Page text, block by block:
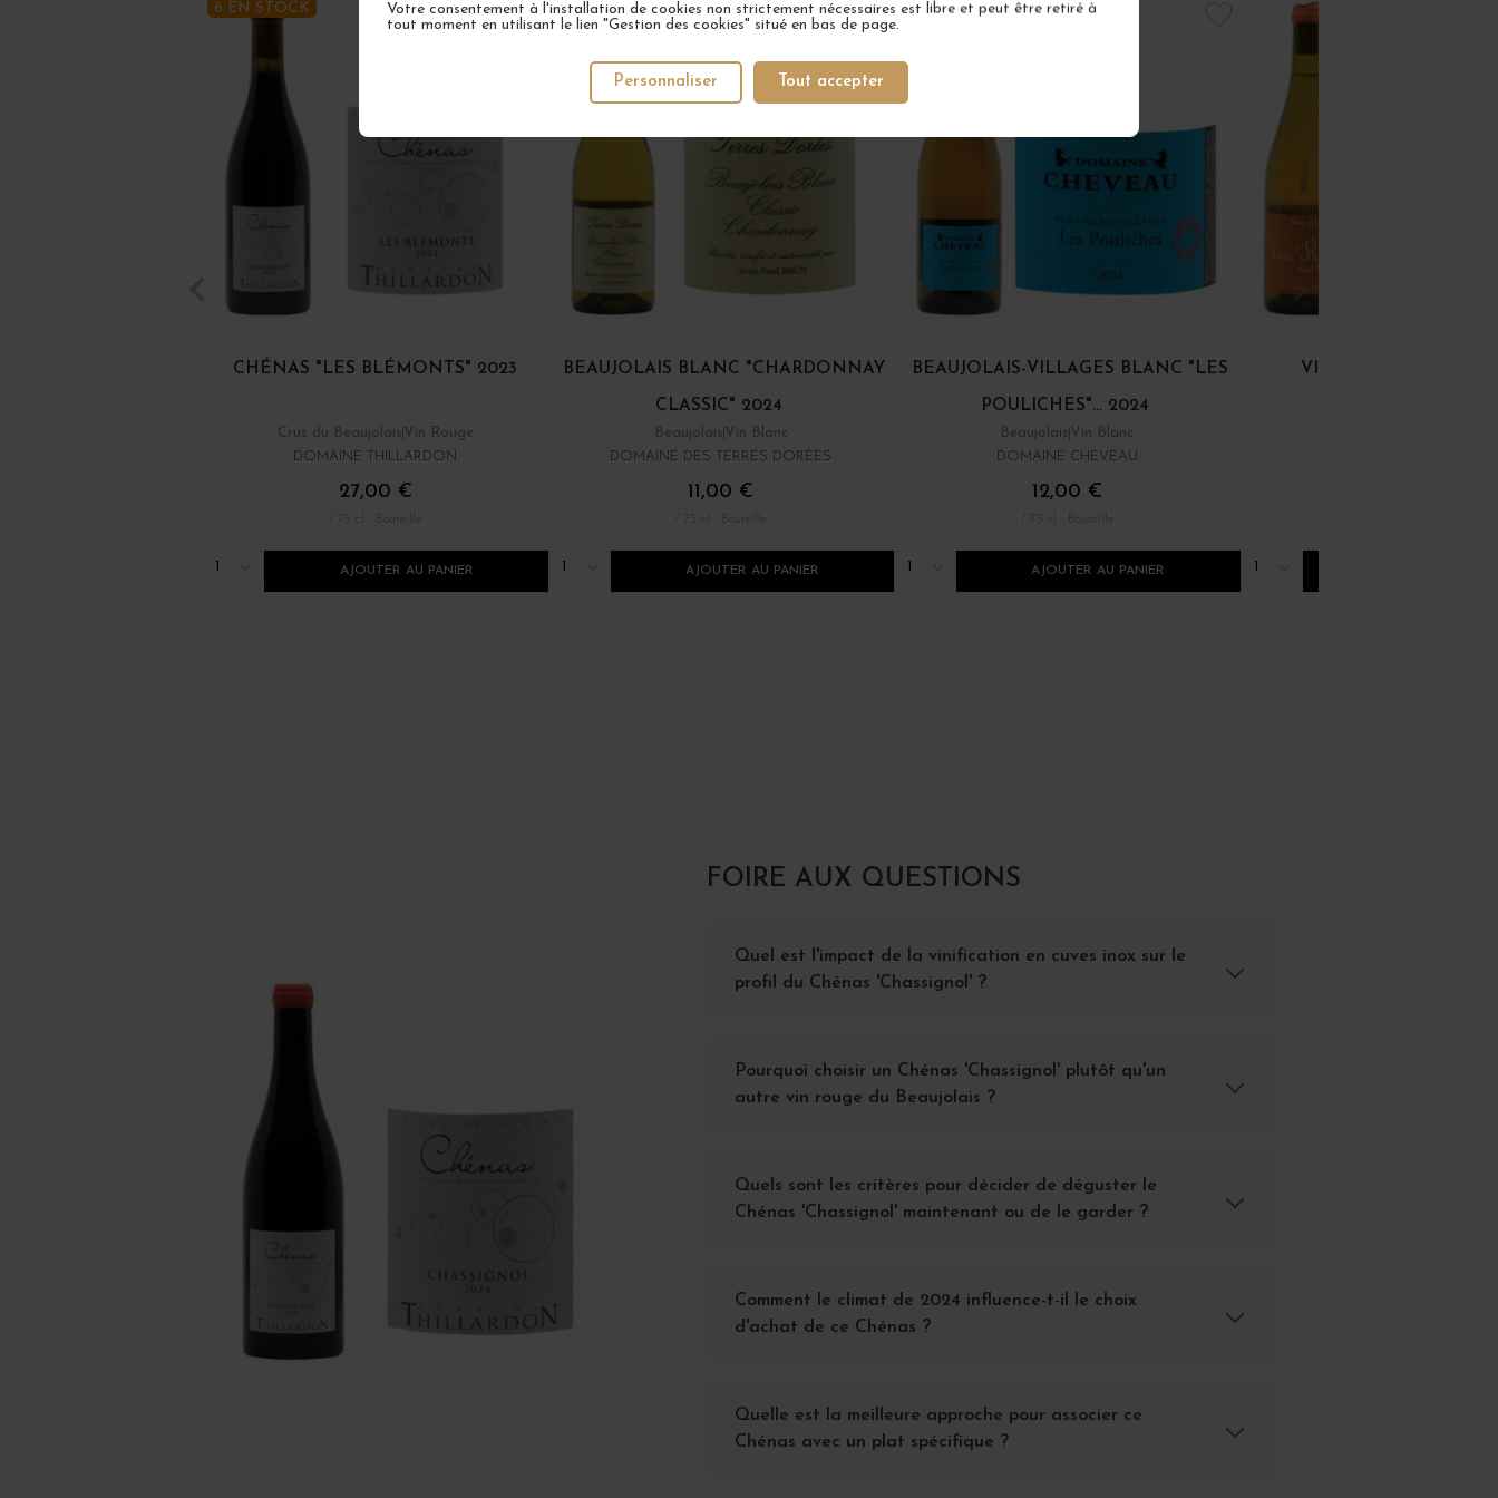
Votre consentement à l'installation de cookies non strictement nécessaires est libre et peut être retiré à
tout moment en utilisant le lien "Gestion des cookies" situé en bas de page.
Tout accepter
Personnaliser
6 EN STOCK
CHÉNAS "LES BLÉMONTS" 2023
Crus du Beaujolais Vin Rouge
DOMAINE THILLARDON
27,00 €
AJOUTER AU PANIER
BEAUJOLAIS BLANC "CHARDONNAY
CLASSIC" 2024
Beaujolais Vin Blanc
DOMAINE DES TERRES DORÉES
11,00 €
AJOUTER AU PANIER
BEAUJOLAIS-VILLAGES BLANC "LES
POULICHES"... 2024
Beaujolais Vin Blanc
DOMAINE CHEVEAU
12,00 €
AJOUTER AU PANIER
VIN DE FRANCE
FOIRE AUX QUESTIONS
Quel est l'impact de la vinification en cuves inox sur le
profil du Chénas 'Chassignol' ?
Pourquoi choisir un Chénas 'Chassignol' plutôt qu'un
autre vin rouge du Beaujolais ?
Quels sont les critères pour décider de déguster le
Chénas 'Chassignol' maintenant ou de le garder ?
Comment le climat de 2024 influence-t-il le choix
d'achat de ce Chénas ?
Quelle est la meilleure approche pour associer ce
Chénas avec un plat spécifique ?